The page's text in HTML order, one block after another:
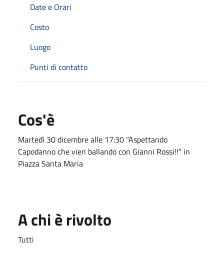
Date e Orari
Costo
Luogo
Punti di contatto
Cos'è
Martedì 30 dicembre alle 17:30 "Aspettando
Capodanno che vien ballando con Gianni Rossi!!" in
Piazza Santa Maria
A chi è rivolto
Tutti